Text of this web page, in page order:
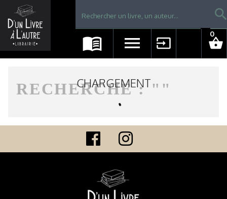
Librairie D'un livre à l'autre - Avranches
menu_book menu input shopping_basket
0
RECHERCHE : " "
CHARGEMENT